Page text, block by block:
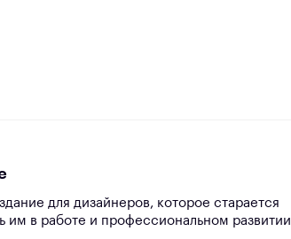
для дизайнеров, которое старается
им в работе и профессиональном развитии